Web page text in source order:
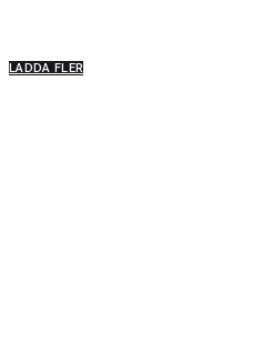
LADDA FLER